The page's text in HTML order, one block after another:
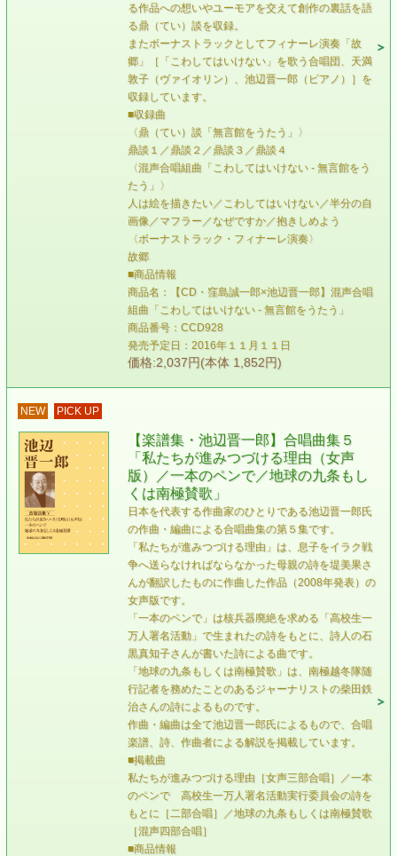
る作品への想いやユーモアを交えて創作の裏話を語
る鼎（てい）談を収録。
またボーナストラックとしてフィナーレ演奏「故
郷」［「こわしてはいけない」を歌う合唱団、天満
敦子（ヴァイオリン）、池辺晋一郎（ピアノ）］を
収録しています。
■収録曲
〈鼎（てい）談「無言館をうたう」〉
鼎談１／鼎談２／鼎談３／鼎談４
〈混声合唱組曲「こわしてはいけない - 無言館をう
たう」〉
人は絵を描きたい／こわしてはいけない／半分の自
画像／マフラー／なぜですか／抱きしめよう
〈ボーナストラック・フィナーレ演奏〉
故郷
■商品情報
商品名：【CD・窪島誠一郎×池辺晋一郎】混声合唱
組曲「こわしてはいけない - 無言館をうたう」
商品番号：CCD928
発売予定日：2016年１１月１１日
価格:2,037円(本体 1,852円)
NEW PICK UP
【楽譜集・池辺晋一郎】合唱曲集５
「私たちが進みつづける理由（女声
版）／一本のペンで／地球の九条もし
くは南極賛歌」
日本を代表する作曲家のひとりである池辺晋一郎氏
の作曲・編曲による合唱曲集の第５集です。
「私たちが進みつづける理由」は、息子をイラク戦
争へ送らなければならなかった母親の詩を堤美果さ
んが翻訳したものに作曲した作品（2008年発表）の
女声版です。
「一本のペンで」は核兵器廃絶を求める「高校生一
万人署名活動」で生まれたの詩をもとに、詩人の石
黒真知子さんが書いた詩による曲です。
「地球の九条もしくは南極賛歌」は、南極越冬隊随
行記者を務めたことのあるジャーナリストの柴田鉄
治さんの詩によるものです。
作曲・編曲は全て池辺晋一郎氏によるもので、合唱
楽譜、詩、作曲者による解説を掲載しています。
■掲載曲
私たちが進みつづける理由［女声三部合唱］／一本
のペンで 高校生一万人署名活動実行委員会の詩を
もとに［二部合唱］／地球の九条もしくは南極賛歌
［混声四部合唱］
■商品情報